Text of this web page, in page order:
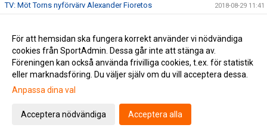
TV: Möt Torns nyförvärv Alexander Fioretos 2018-08-29 11:41
Inför Eskilsminne IF - Torns IF 2018-08-25 18:55
Torns IF - IFK Göteborg, 0-4 (0-1) 2018-08-24 00:10
Inför Torns IF - IFK Göteborg 2018-08-23 10:15
Publikinfo inför Torns IF - IFK Göteborg
Biljetter till Svenska Cupen mot IFK Göteborg
TV: Möt Torns senaste nyförvärv - Emil Joelsson
För att hemsidan ska fungera korrekt använder vi nödvändiga
cookies från SportAdmin. Dessa går inte att stänga av.
Föreningen kan också använda frivilliga cookies, t.ex. för statistik
eller marknadsföring. Du väljer själv om du vill acceptera dessa.
Anpassa dina val
Acceptera nödvändiga Acceptera alla